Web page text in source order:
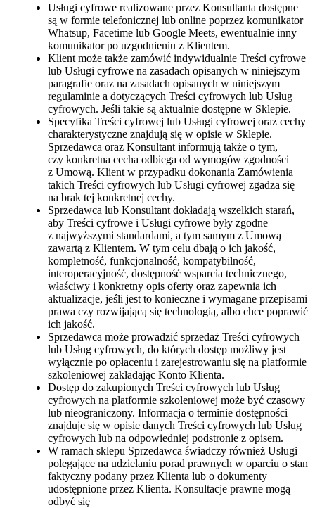
Usługi cyfrowe realizowane przez Konsultanta dostępne
są w formie telefonicznej lub online poprzez komunikator
Whatsup, Facetime lub Google Meets, ewentualnie inny
komunikator po uzgodnieniu z Klientem.
Klient może także zamówić indywidualnie Treści cyfrowe
lub Usługi cyfrowe na zasadach opisanych w niniejszym
paragrafie oraz na zasadach opisanych w niniejszym
regulaminie a dotyczących Treści cyfrowych lub Usług
cyfrowych. Jeśli takie są aktualnie dostępne w Sklepie.
Specyfika Treści cyfrowej lub Usługi cyfrowej oraz cechy
charakterystyczne znajdują się w opisie w Sklepie.
Sprzedawca oraz Konsultant informują także o tym,
czy konkretna cecha odbiega od wymogów zgodności
z Umową. Klient w przypadku dokonania Zamówienia
takich Treści cyfrowych lub Usługi cyfrowej zgadza się
na brak tej konkretnej cechy.
Sprzedawca lub Konsultant dokładają wszelkich starań,
aby Treści cyfrowe i Usługi cyfrowe były zgodne
z najwyższymi standardami, a tym samym z Umową
zawartą z Klientem. W tym celu dbają o ich jakość,
kompletność, funkcjonalność, kompatybilność,
interoperacyjność, dostępność wsparcia technicznego,
właściwy i konkretny opis oferty oraz zapewnia ich
aktualizacje, jeśli jest to konieczne i wymagane przepisami
prawa czy rozwijającą się technologią, albo chce poprawić
ich jakość.
Sprzedawca może prowadzić sprzedaż Treści cyfrowych
lub Usług cyfrowych, do których dostęp możliwy jest
wyłącznie po opłaceniu i zarejestrowaniu się na platformie
szkoleniowej zakładając Konto Klienta.
Dostęp do zakupionych Treści cyfrowych lub Usług
cyfrowych na platformie szkoleniowej może być czasowy
lub nieograniczony. Informacja o terminie dostępności
znajduje się w opisie danych Treści cyfrowych lub Usług
cyfrowych lub na odpowiedniej podstronie z opisem.
W ramach sklepu Sprzedawca świadczy również Usługi
polegające na udzielaniu porad prawnych w oparciu o stan
faktyczny podany przez Klienta lub o dokumenty
udostępnione przez Klienta. Konsultacje prawne mogą
odbyć się